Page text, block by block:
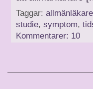
Taggar: allmänläkare
studie, symptom,
Kommentarer: 10